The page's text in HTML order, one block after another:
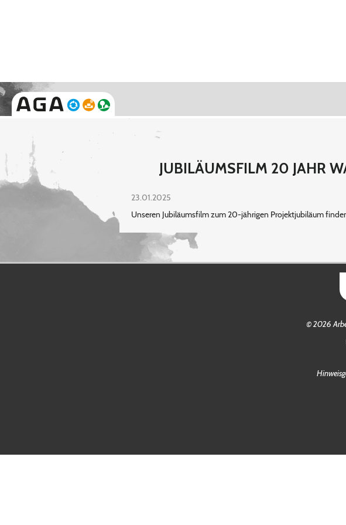
JUBILÄUMSFILM 20 JAHR
23.01.2025
Unseren Jubiläumsfilm zum 20-jährigen Projektjubiläum
© 2026